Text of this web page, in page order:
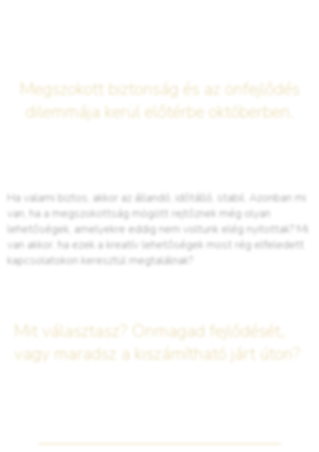
Megszokott biztonság és az önfejlődés
dilemmája kerül előtérbe októberben.
Ha valami biztos, akkor az állandó, időtálló, stabil. Azonban mi
van, ha a megszokottság mögött rejtőznek még olyan
lehetőségek, amelyekre eddig nem voltunk elég nyitottak? Mi
van akkor, ha ezek a kreatív lehetőségek most rég elfeledett
kapcsolatokon keresztül megtalálnak?
Mit választasz? Önmagad fejlődését,
vagy maradsz a kiszámítható járt úton?